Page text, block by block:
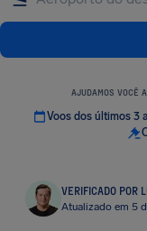
AJUDAMOS VOCÊ
Voos dos últimos 3
VERIFICADO POR
Atualizado em 5